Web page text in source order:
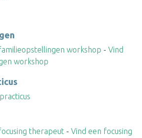
workshop - Vind
workshop
therapeut - Vind een focusing